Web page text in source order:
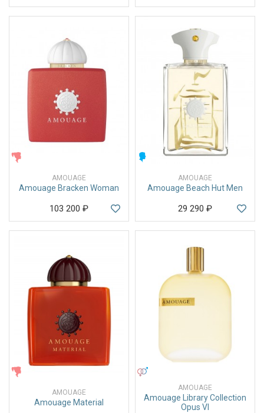
AMOUAGE
Amouage Bracken Woman
103 200 ₽
МУЖСКИЕ
AMOUAGE
Amouage Beach Hut Men
29 290 ₽
AMOUAGE
Amouage Material
AMOUAGE
Amouage Library Collection
Opus VI